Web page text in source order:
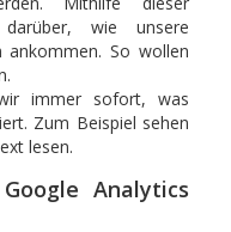
wie unsere
ankommen. So wollen
immer sofort, was
Zum Beispiel sehen
lesen.
Analytics